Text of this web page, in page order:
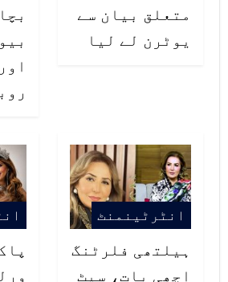
متعلق بیان سے
یوٹرن لے لیا
انٹرٹینمنٹ
ہیلتھی فلرٹنگ
اچھی بات، سیٹ